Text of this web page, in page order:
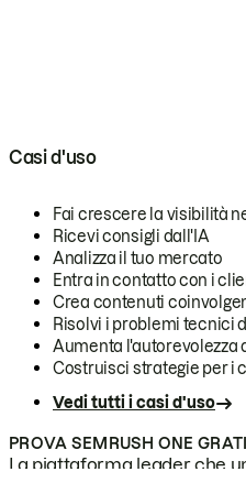
Casi d'uso
Fai crescere la visibilità
Ricevi consigli dall'IA
Analizza il tuo mercato
Entra in contatto con i
Crea contenuti
Risolvi i problemi tecnici
Aumenta l'autorevolezza
Costruisci strategie per i
Vedi tutti i casi d'uso
PROVA SEMRUSH ONE
La piattaforma leader che